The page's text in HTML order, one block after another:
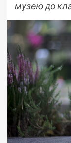
музею до